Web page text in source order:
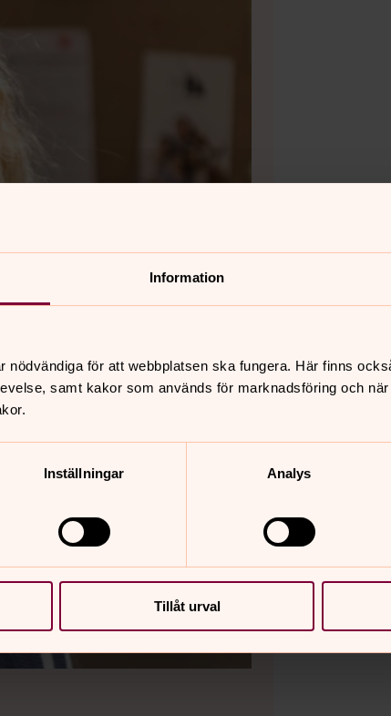
Information
nödvändiga för att webbplatsen ska fungera. Här finns
samt kakor som används för marknadsföring och
Inställningar Analys
Tillåt urval